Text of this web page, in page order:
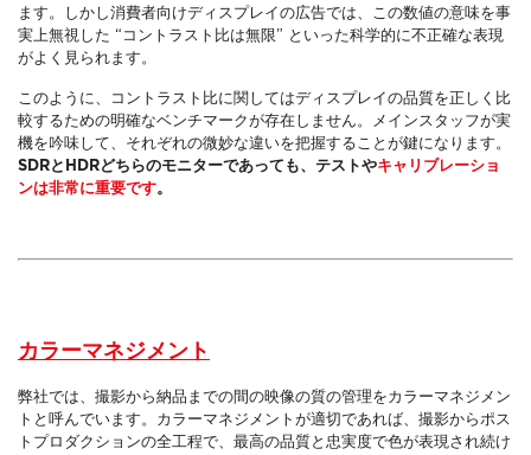
ます。しかし消費者向けディスプレイの広告では、この数値の意味を事
実上無視した “コントラスト比は無限” といった科学的に不正確な表現
がよく見られます。
このように、コントラスト比に関してはディスプレイの品質を正しく比
較するための明確なベンチマークが存在しません。メインスタッフが実
機を吟味して、それぞれの微妙な違いを把握することが鍵になります。
SDRとHDRどちらのモニターであっても、テストやキャリブレーショ
ンは非常に重要です。
カラーマネジメント
弊社では、撮影から納品までの間の映像の質の管理をカラーマネジメン
トと呼んでいます。カラーマネジメントが適切であれば、撮影からポス
トプロダクションの全工程で、最高の品質と忠実度で色が表現され続け